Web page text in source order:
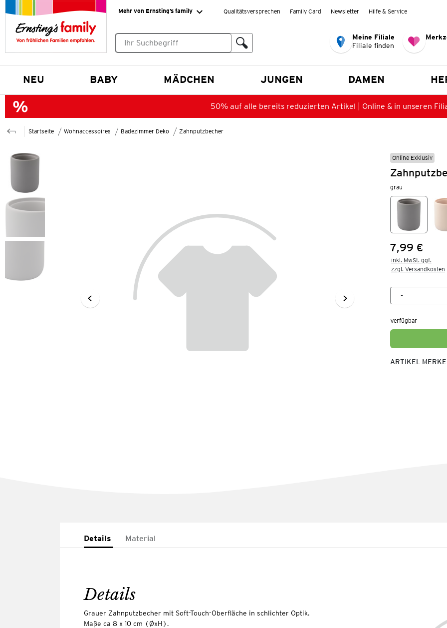
Mehr von Ernsting’s family Qualitätsversprechen Family Card Newsletter Hilfe & Service
Meine Filiale
Filiale finden
NEU BABY MÄDCHEN JUNGEN DAMEN
50% auf alle bereits reduzierten Artikel | Online & in unseren
Startseite Wohnaccessoires Badezimmer Deko Zahnputzbecher
Online Exklusiv
grau
Preis:
7,99 €
inkl. MwSt. ggf.
zzgl. Versandkosten
Verfügbar
ARTIKEL
Details Material
Details
Grauer Zahnputzbecher mit Soft-Touch-Oberfläche in schlichter Optik.
Maße ca 8 x 10 cm (ØxH).